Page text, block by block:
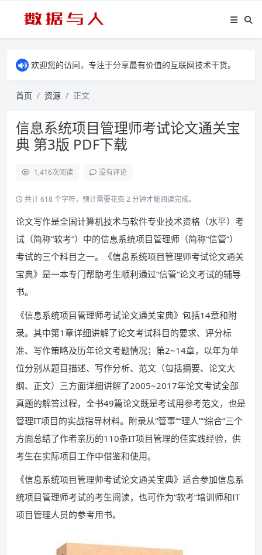
欢迎您的访问，专注于分享最有价值的互联网技术干货。
首页 资源 正文
信息系统项目管理师考试论文通关宝
典 第3版 PDF下载
1,416次阅读 没有评论
共计 618 个字符，预计需要花费 2 分钟才能阅读完成。
论文写作是全国计算机技术与软件专业技术资格（水平）考
试（简称“软考”）中的信息系统项目管理师（简称“信管”）
考试的三个科目之一。《信息系统项目管理师考试论文通关
宝典》是一本专门帮助考生顺利通过“信管”论文考试的辅导
书。
《信息系统项目管理师考试论文通关宝典》包括14章和附
录。其中第1章详细讲解了论文考试科目的要求、评分标
准、写作策略及历年论文考题情况；第2~14章，以年为单
位分别从题目描述、写作分析、范文（包括摘要、论文大
纲、正文）三方面详细讲解了2005~2017年论文考试全部
真题的解答过程，全书49篇论文既是考试用参考范文，也是
管理IT项目的实战指导材料。附录从“管事”“理人”“综合”三个
方面总结了作者亲历的110条IT项目管理的佳实践经验，供
考生在实际项目工作中借鉴和使用。
《信息系统项目管理师考试论文通关宝典》适合参加信息系
统项目管理师考试的考生阅读，也可作为“软考”培训师和IT
项目管理人员的参考用书。